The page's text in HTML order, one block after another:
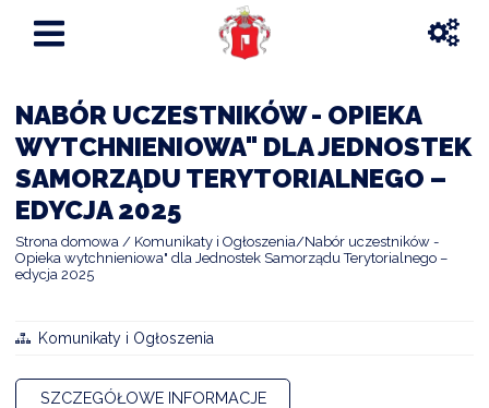
NABÓR UCZESTNIKÓW - OPIEKA
WYTCHNIENIOWA" DLA JEDNOSTEK
SAMORZĄDU TERYTORIALNEGO –
EDYCJA 2025
Strona domowa Komunikaty i Ogłoszenia
Nabór uczestników -
Opieka wytchnieniowa" dla Jednostek Samorządu Terytorialnego –
edycja 2025
Komunikaty i Ogłoszenia
SZCZEGÓŁOWE INFORMACJE